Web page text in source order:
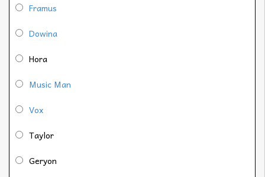
Framus
Dowina
Hora
Music Man
Vox
Taylor
Geryon